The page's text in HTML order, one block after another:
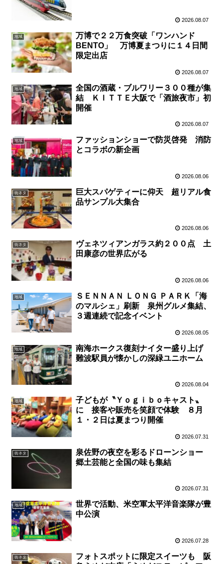
2026.08.07
地域
万博で２２万食突破「ワンハンド
BENTO」 万博夏まつりに１４日間
限定出店
2026.08.07
地域
全国の酒蔵・ブルワリー３００種が集
結 ＫＩＴＴＥ大阪で「酒旅夜市」初
開催
2026.08.07
地域
ファッションショーで防災啓発 消防
とコラボの新企画
2026.08.06
街ネタ
巨大スパゲティーに仰天 超リアル食
品サンプル大集合
2026.08.06
街ネタ
ヴェネツィアンガラス約２００点 土
田康彦の世界広がる
2026.08.06
地域
ＳＥＮＮＡＮ ＬＯＮＧ ＰＡＲＫ「海
のマルシェ」刷新 泉州グルメ集結、
３週連続で記念イベント
2026.08.05
地域
南海ホークス復刻ナイター盛り上げ
難波駅員が懐かしの深緑ユニホーム
2026.08.04
地域
子どもが〝Ｙｏｇｉｂｏキャスト〟
に 接客や販売を笑顔で体験 ８月
１・２日は夏まつり開催
2026.07.31
街ネタ
泉佐野の夜空を彩るドローンショー
郷土芸能と全国の味も集結
2026.07.31
地域
世界で活動、米空軍太平洋音楽隊が豊
中公演
2026.07.28
街ネタ
フォトスポットに限定スイーツも 阪